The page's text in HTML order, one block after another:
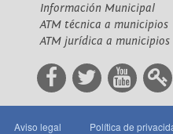
Información Municipal
ATM técnica a municipios
ATM jurídica a municipios
Aviso legal Política de